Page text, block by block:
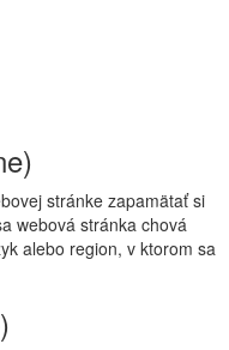
stránke zapamätať si
webová stránka chová
alebo region, v ktorom sa